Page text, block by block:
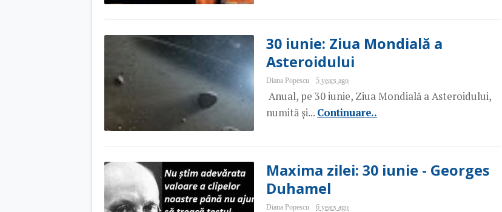
30 iunie: Ziua Mondială a
Asteroidului
Diana Popescu 5 years ago
Anual, pe 30 iunie, Ziua Mondială a Asteroidului,
numită și... Continuare..
Maxima zilei: 30 iunie - Georges
Duhamel
Diana Popescu 6 years ago